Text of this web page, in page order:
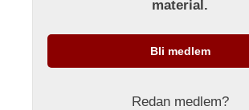
material.
Bli medlem
Redan medlem?